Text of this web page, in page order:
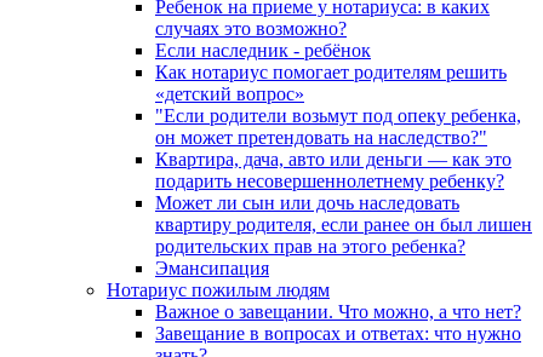
Ребенок на приеме у нотариуса: в каких
случаях это возможно?
Если наследник - ребёнок
Как нотариус помогает родителям решить
«детский вопрос»
"Если родители возьмут под опеку ребенка,
он может претендовать на наследство?"
Квартира, дача, авто или деньги — как это
подарить несовершеннолетнему ребенку?
Может ли сын или дочь наследовать
квартиру родителя, если ранее он был лишен
родительских прав на этого ребенка?
Эмансипация
Нотариус пожилым людям
Важное о завещании. Что можно, а что нет?
Завещание в вопросах и ответах: что нужно